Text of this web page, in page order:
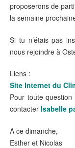
proposerons de
la semaine
Si tu n’étais pas
nous rejoindre à
Liens :
Site Internet du
Pour toute
contacter Isabelle
A ce dimanche,
Esther et Nicolas